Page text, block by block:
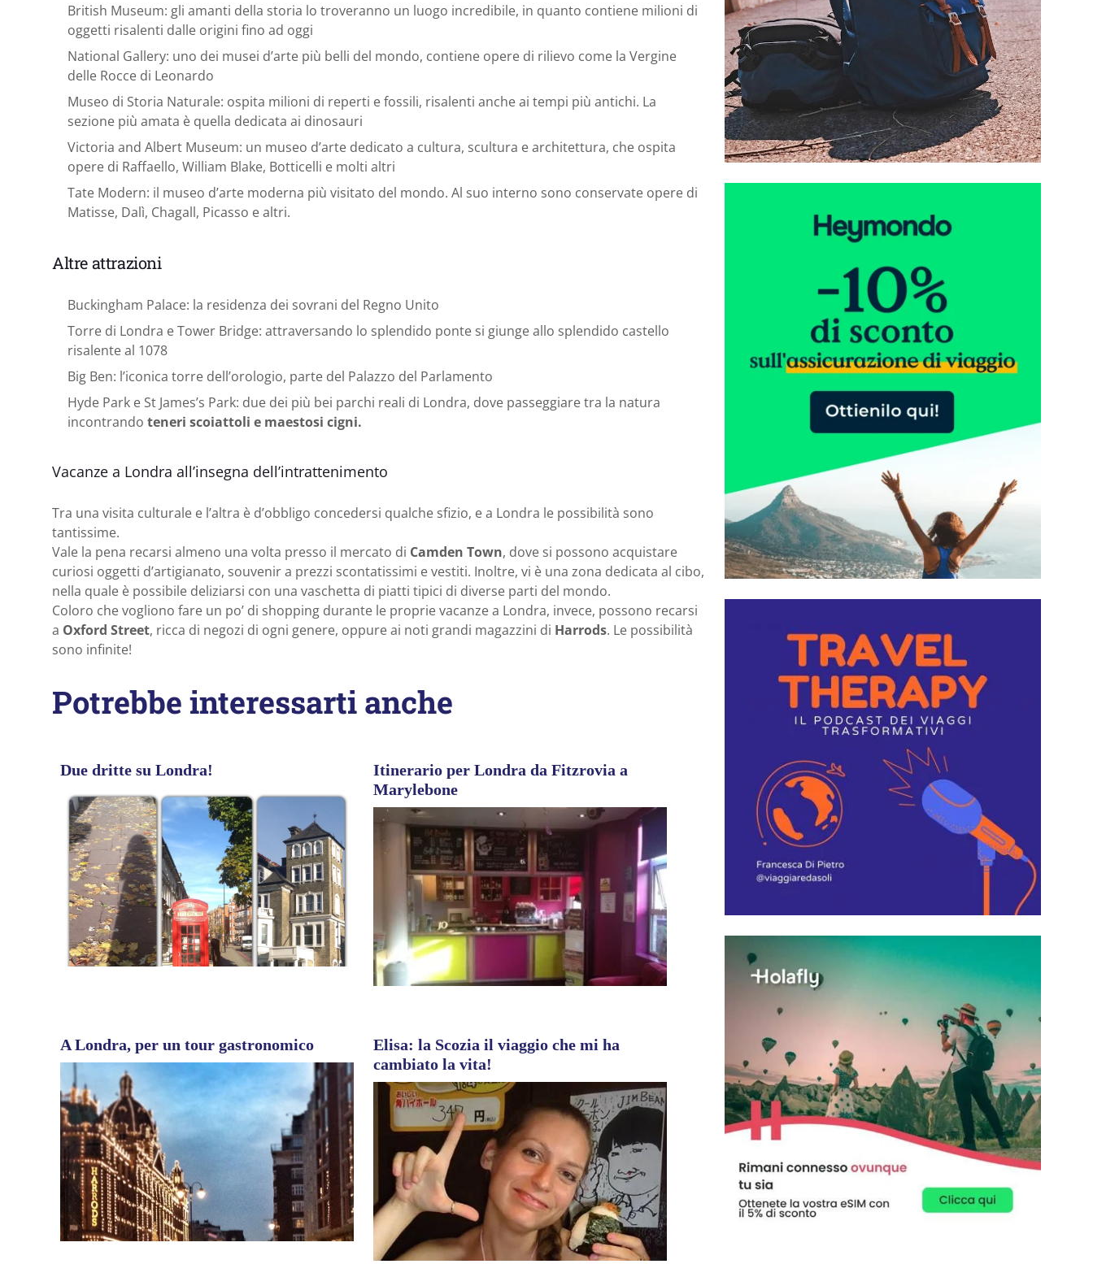
British Museum: gli amanti della storia lo troveranno un luogo incredibile, in quanto contiene milioni di
oggetti risalenti dalle origini fino ad oggi
National Gallery: uno dei musei d’arte più belli del mondo, contiene opere di rilievo come la Vergine
delle Rocce di Leonardo
Museo di Storia Naturale: ospita milioni di reperti e fossili, risalenti anche ai tempi più antichi. La
sezione più amata è quella dedicata ai dinosauri
Victoria and Albert Museum: un museo d’arte dedicato a cultura, scultura e architettura, che ospita
opere di Raffaello, William Blake, Botticelli e molti altri
Tate Modern: il museo d’arte moderna più visitato del mondo. Al suo interno sono conservate opere di
Matisse, Dalì, Chagall, Picasso e altri.
Altre attrazioni
Buckingham Palace: la residenza dei sovrani del Regno Unito
Torre di Londra e Tower Bridge: attraversando lo splendido ponte si giunge allo splendido castello
risalente al 1078
Big Ben: l’iconica torre dell’orologio, parte del Palazzo del Parlamento
Hyde Park e St James’s Park: due dei più bei parchi reali di Londra, dove passeggiare tra la natura
incontrando teneri scoiattoli e maestosi cigni.
Vacanze a Londra all’insegna dell’intrattenimento
Tra una visita culturale e l’altra è d’obbligo concedersi qualche sfizio, e a Londra le possibilità sono
tantissime.
Vale la pena recarsi almeno una volta presso il mercato di Camden Town, dove si possono acquistare
curiosi oggetti d’artigianato, souvenir a prezzi scontatissimi e vestiti. Inoltre, vi è una zona dedicata al cibo,
nella quale è possibile deliziarsi con una vaschetta di piatti tipici di diverse parti del mondo.
Coloro che vogliono fare un po’ di shopping durante le proprie vacanze a Londra, invece, possono recarsi
a Oxford Street, ricca di negozi di ogni genere, oppure ai noti grandi magazzini di Harrods. Le possibilità
sono infinite!
Potrebbe interessarti anche
Due dritte su Londra!
Itinerario per Londra da Fitzrovia a
Marylebone
A Londra, per un tour gastronomico
Elisa: la Scozia il viaggio che mi ha
cambiato la vita!